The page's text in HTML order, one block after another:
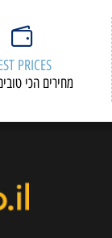
PRICES
מחירים הכי